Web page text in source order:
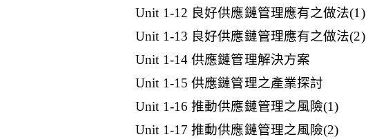
Unit 1-12 良好供應鏈管理應有之做法(1)
Unit 1-13 良好供應鏈管理應有之做法(2)
Unit 1-14 供應鏈管理解決方案
Unit 1-15 供應鏈管理之產業探討
Unit 1-16 推動供應鏈管理之風險(1)
Unit 1-17 推動供應鏈管理之風險(2)